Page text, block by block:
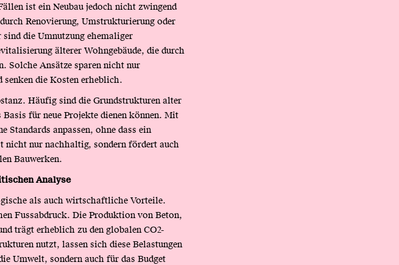
ist ein Neubau jedoch nicht zwingend
Renovierung, Umstrukturierung oder
die Umnutzung ehemaliger
älterer Wohngebäude, die durch
Solche Ansätze sparen nicht nur
senken die Kosten erheblich.
Häufig sind die Grundstrukturen alter
für neue Projekte dienen können. Mit
Standards anpassen, ohne dass ein
nur nachhaltig, sondern fördert auch
Bauwerken.
Analyse
als auch wirtschaftliche Vorteile.
Fussabdruck. Die Produktion von Beton,
trägt erheblich zu den globalen CO2-
nutzt, lassen sich diese Belastungen
Umwelt, sondern auch für das Budget